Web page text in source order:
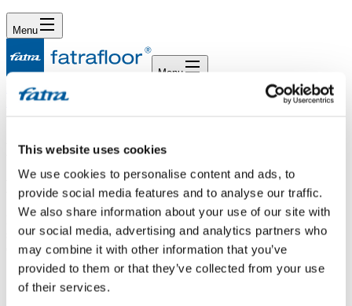
This website uses cookies
We use cookies to personalise content and ads, to
provide social media features and to analyse our traffic.
We also share information about your use of our site with
our social media, advertising and analytics partners who
may combine it with other information that you’ve
provided to them or that they’ve collected from your use
of their services.
Menu
Menu
Domů
Dotazy/
Dotaz 83
Dotaz
Dobrý den, zajímalo by mne jaké podlahy by jste z Vašeho
sortimentu navrhli do zdravotnické ordinace? Děkuji za
odpověď.Zeman
Odpověď